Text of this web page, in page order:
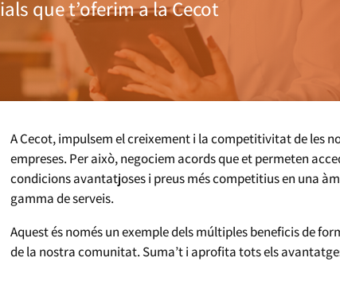
que t’oferim a la Cecot
A Cecot, impulsem el creixement i la competitivitat de les
empreses. Per això, negociem acords que et permeten
condicions avantatjoses i preus més competitius en una
gamma de serveis.
Aquest és només un exemple dels múltiples beneficis de
de la nostra comunitat. Suma’t i aprofita tots els